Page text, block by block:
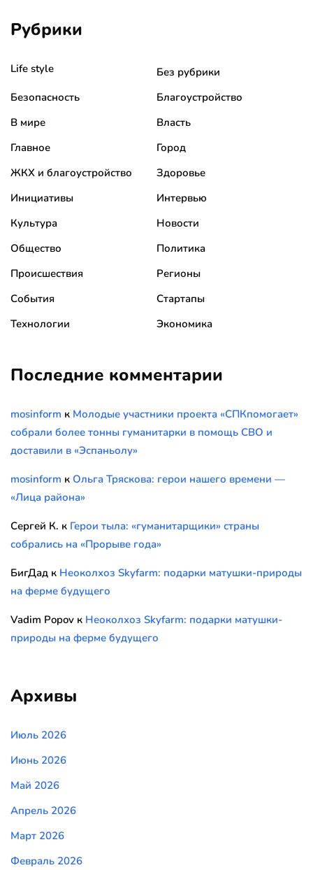
Рубрики
Life style
Без рубрики
Безопасность
Благоустройство
В мире
Власть
Главное
Город
ЖКХ и благоустройство
Здоровье
Инициативы
Интервью
Культура
Новости
Общество
Политика
Происшествия
Регионы
События
Стартапы
Технологии
Экономика
Последние комментарии
mosinform к Молодые участники проекта «СПКпомогает»
собрали более тонны гуманитарки в помощь СВО и
доставили в «Эспаньолу»
mosinform к Ольга Тряскова: герои нашего времени —
«Лица района»
Сергей К. к Герои тыла: «гуманитарщики» страны
собрались на «Прорыве года»
БигДад к Неоколхоз Skyfarm: подарки матушки-природы
на ферме будущего
Vadim Popov к Неоколхоз Skyfarm: подарки матушки-
природы на ферме будущего
Архивы
Июль 2026
Июнь 2026
Май 2026
Апрель 2026
Март 2026
Февраль 2026